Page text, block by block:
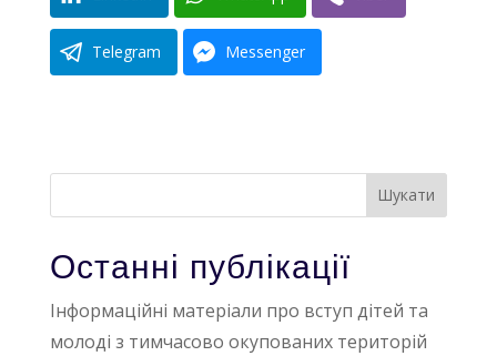
Telegram Messenger
Останні публікації
Інформаційні матеріали про вступ дітей та
молоді з тимчасово окупованих територій